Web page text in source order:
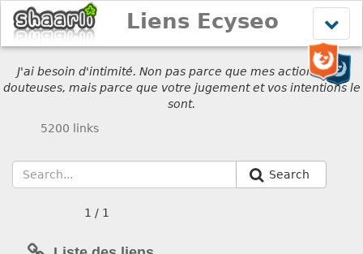
le
menu
Liens Ecyseo
J'ai besoin d'intimité. Non pas parce que mes actions sont
douteuses, mais parce que votre jugement et vos intentions le
sont.
5200 links
Search
1 / 1